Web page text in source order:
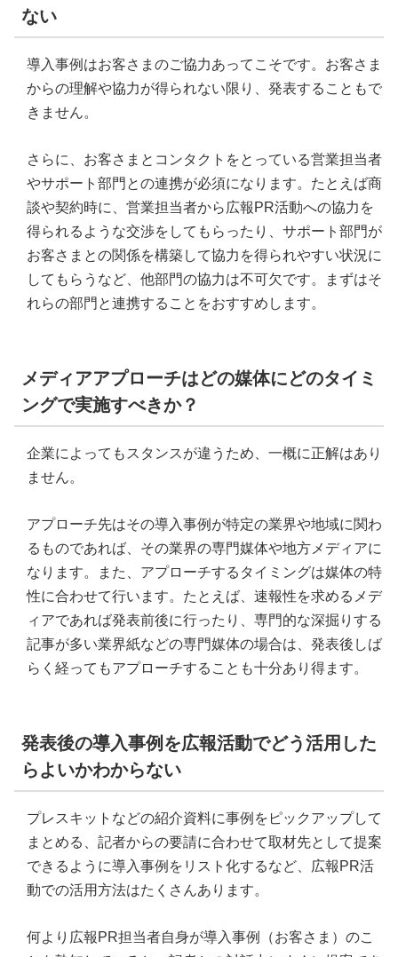
ない
導入事例はお客さまのご協力あってこそです。お客さま
からの理解や協力が得られない限り、発表することもで
きません。
さらに、お客さまとコンタクトをとっている営業担当者
やサポート部門との連携が必須になります。たとえば商
談や契約時に、営業担当者から広報PR活動への協力を
得られるような交渉をしてもらったり、サポート部門が
お客さまとの関係を構築して協力を得られやすい状況に
してもらうなど、他部門の協力は不可欠です。まずはそ
れらの部門と連携することをおすすめします。
メディアアプローチはどの媒体にどのタイミ
ングで実施すべきか？
企業によってもスタンスが違うため、一概に正解はあり
ません。
アプローチ先はその導入事例が特定の業界や地域に関わ
るものであれば、その業界の専門媒体や地方メディアに
なります。また、アプローチするタイミングは媒体の特
性に合わせて行います。たとえば、速報性を求めるメデ
ィアであれば発表前後に行ったり、専門的な深掘りする
記事が多い業界紙などの専門媒体の場合は、発表後しば
らく経ってもアプローチすることも十分あり得ます。
発表後の導入事例を広報活動でどう活用した
らよいかわからない
プレスキットなどの紹介資料に事例をピックアップして
まとめる、記者からの要請に合わせて取材先として提案
できるように導入事例をリスト化するなど、広報PR活
動での活用方法はたくさんあります。
何より広報PR担当者自身が導入事例（お客さま）のこ